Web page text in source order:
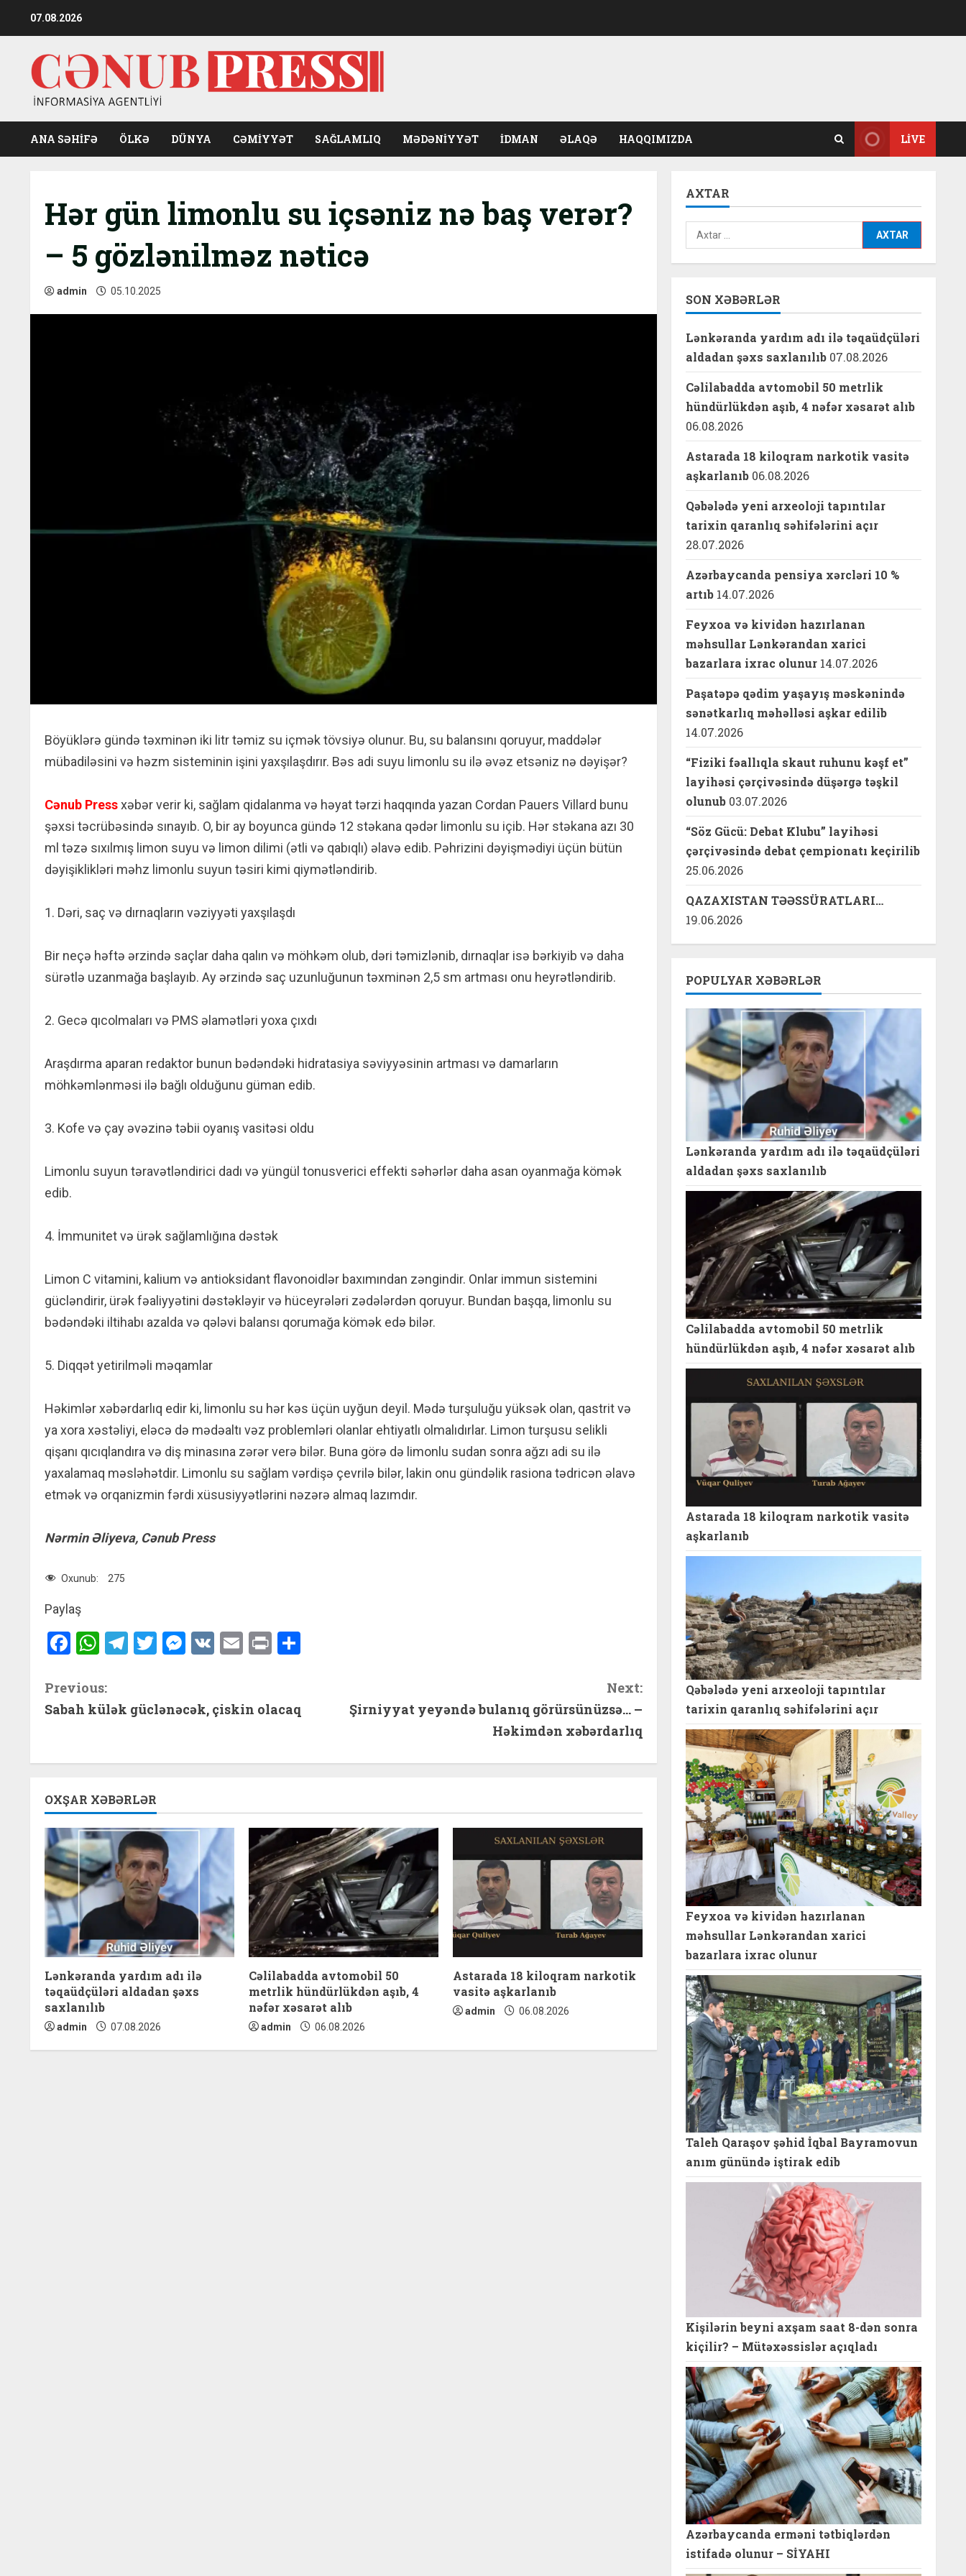
07.08.2026
ANA SƏHİFƏ ÖLKƏ DÜNYA CƏMIYYƏT SAĞLAMLIQ MƏDƏNIYYƏT İDMAN ƏLAQƏ HAQQIMIZDA LIVE
Hər gün limonlu su içsəniz nə baş verər?
– 5 gözlənilməz nəticə
admin 05.10.2025
Böyüklərə gündə təxminən iki litr təmiz su içmək tövsiyə olunur. Bu, su balansını qoruyur, maddələr
mübadiləsini və həzm sisteminin işini yaxşılaşdırır. Bəs adi suyu limonlu su ilə əvəz etsəniz nə dəyişər?
Cənub Pressxəbər verir ki, sağlam qidalanma və həyat tərzi haqqında yazan Cordan Pauers Villard bunu
şəxsi təcrübəsində sınayıb. O, bir ay boyunca gündə 12 stəkana qədər limonlu su içib. Hər stəkana azı 30
ml təzə sıxılmış limon suyu və limon dilimi (ətli və qabıqlı) əlavə edib. Pəhrizini dəyişmədiyi üçün bütün
dəyişiklikləri məhz limonlu suyun təsiri kimi qiymətləndirib.
1. Dəri, saç və dırnaqların vəziyyəti yaxşılaşdı
Bir neçə həftə ərzində saçlar daha qalın və möhkəm olub, dəri təmizlənib, dırnaqlar isə bərkiyib və daha
sürətlə uzanmağa başlayıb. Ay ərzində saç uzunluğunun təxminən 2,5 sm artması onu heyrətləndirib.
2. Gecə qıcolmaları və PMS əlamətləri yoxa çıxdı
Araşdırma aparan redaktor bunun bədəndəki hidratasiya səviyyəsinin artması və damarların
möhkəmlənməsi ilə bağlı olduğunu güman edib.
3. Kofe və çay əvəzinə təbii oyanış vasitəsi oldu
Limonlu suyun təravətləndirici dadı və yüngül tonusverici effekti səhərlər daha asan oyanmağa kömək
edib.
4. İmmunitet və ürək sağlamlığına dəstək
Limon C vitamini, kalium və antioksidant flavonoidlər baxımından zəngindir. Onlar immun sistemini
gücləndirir, ürək fəaliyyətini dəstəkləyir və hüceyrələri zədələrdən qoruyur. Bundan başqa, limonlu su
bədəndəki iltihabı azalda və qələvi balansı qorumağa kömək edə bilər.
5. Diqqət yetirilməli məqamlar
Həkimlər xəbərdarlıq edir ki, limonlu su hər kəs üçün uyğun deyil. Mədə turşuluğu yüksək olan, qastrit və
ya xora xəstəliyi, eləcə də mədəaltı vəz problemləri olanlar ehtiyatlı olmalıdırlar. Limon turşusu selikli
qişanı qıcıqlandıra və diş minasına zərər verə bilər. Buna görə də limonlu sudan sonra ağzı adi su ilə
yaxalamaq məsləhətdir. Limonlu su sağlam vərdişə çevrilə bilər, lakin onu gündəlik rasiona tədricən əlavə
etmək və orqanizmin fərdi xüsusiyyətlərini nəzərə almaq lazımdır.
Nərmin Əliyeva, Cənub Press
Oxunub: 275
Paylaş
Facebook
WhatsApp
Telegram
Twitter
Messenger
VK Email
Print
C
o
i
n
u
e
R
e
a
d
i
Previous:
Sabah külək güclənəcək, çiskin olacaq
Next:
Şirniyyat yeyəndə bulanıq görürsünüzsə… –
Həkimdən xəbərdarlıq
OXŞAR XƏBƏRLƏR
Lənkəranda yardım adı ilə
təqaüdçüləri aldadan şəxs
saxlanılıb
admin 07.08.2026
Cəlilabadda avtomobil 50
metrlik hündürlükdən aşıb, 4
nəfər xəsarət alıb
admin 06.08.2026
Astarada 18 kiloqram narkotik
vasitə aşkarlanıb
admin 06.08.2026
AXTAR
Axtarış:
SON XƏBƏRLƏR
Lənkəranda yardım adı ilə təqaüdçüləri
aldadan şəxs saxlanılıb 07.08.2026
Cəlilabadda avtomobil 50 metrlik
hündürlükdən aşıb, 4 nəfər xəsarət alıb
06.08.2026
Astarada 18 kiloqram narkotik vasitə
aşkarlanıb 06.08.2026
Qəbələdə yeni arxeoloji tapıntılar
tarixin qaranlıq səhifələrini açır
28.07.2026
Azərbaycanda pensiya xərcləri 10 %
artıb 14.07.2026
Feyxoa və kividən hazırlanan
məhsullar Lənkərandan xarici
bazarlara ixrac olunur 14.07.2026
Paşatəpə qədim yaşayış məskənində
sənətkarlıq məhəlləsi aşkar edilib
14.07.2026
“Fiziki fəallıqla skaut ruhunu kəşf et”
layihəsi çərçivəsində düşərgə təşkil
olunub 03.07.2026
“Söz Gücü: Debat Klubu” layihəsi
çərçivəsində debat çempionatı keçirilib
25.06.2026
QAZAXISTAN TƏƏSSÜRATLARI…
19.06.2026
POPULYAR XƏBƏRLƏR
Lənkəranda yardım adı ilə təqaüdçüləri
aldadan şəxs saxlanılıb
Cəlilabadda avtomobil 50 metrlik
hündürlükdən aşıb, 4 nəfər xəsarət alıb
Astarada 18 kiloqram narkotik vasitə
aşkarlanıb
Qəbələdə yeni arxeoloji tapıntılar
tarixin qaranlıq səhifələrini açır
Feyxoa və kividən hazırlanan
məhsullar Lənkərandan xarici
bazarlara ixrac olunur
Taleh Qaraşov şəhid İqbal Bayramovun
anım günündə iştirak edib
Kişilərin beyni axşam saat 8-dən sonra
kiçilir? – Mütəxəssislər açıqladı
Azərbaycanda erməni tətbiqlərdən
istifadə olunur – SİYAHI